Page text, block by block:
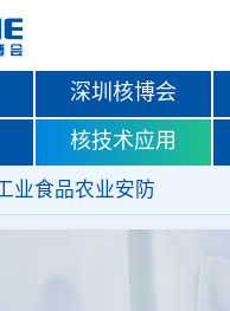
深圳核博会
核技术应用
业食品农业安防